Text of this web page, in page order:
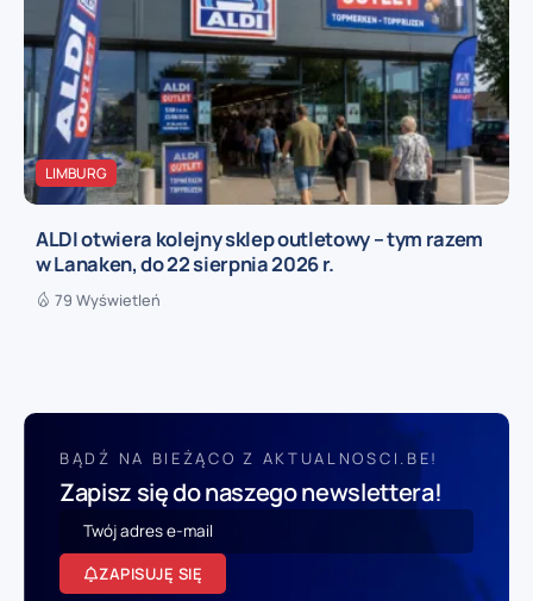
LIMBURG
ALDI otwiera kolejny sklep outletowy – tym razem
w Lanaken, do 22 sierpnia 2026 r.
79 Wyświetleń
BĄDŹ NA BIEŻĄCO Z AKTUALNOSCI.BE!
Zapisz się do naszego newslettera!
ZAPISUJĘ SIĘ